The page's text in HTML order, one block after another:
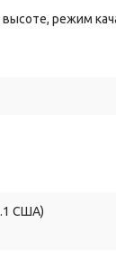
высоте, режим
США)